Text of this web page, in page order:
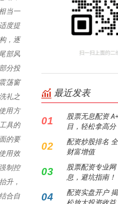
当一
度提
，逐
部风
分投
荡窗
礼之
用方
具的
的要
用效
制控
升，
合自
最近发表
01
股票无息配资
目，轻松拿高分
02
配资炒股排名
财富增值
03
股票配资专业
息，避坑指南！
04
配资实盘开户